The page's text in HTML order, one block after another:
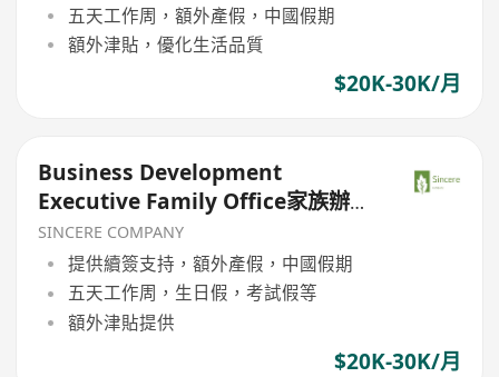
五天工作周，額外產假，中國假期
額外津貼，優化生活品質
$20K-30K/月
Business Development
Executive Family Office家族辦公
室（欢迎高才/优才/IANG/受养人；
普通话优先；可转正/续签）
SINCERE COMPANY
提供續簽支持，額外產假，中國假期
五天工作周，生日假，考試假等
額外津貼提供
$20K-30K/月